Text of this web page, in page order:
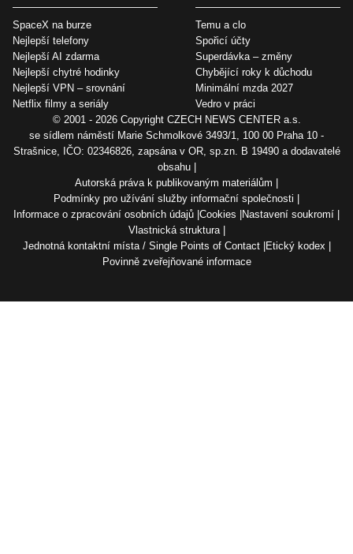
SpaceX na burze
Nejlepší telefony
Nejlepší AI zdarma
Nejlepší chytré hodinky
Nejlepší VPN – srovnání
Netflix filmy a seriály
Temu a clo
Spořicí účty
Superdávka – změny
Chybějící roky k důchodu
Minimální mzda 2027
Vedro v práci
© 2001 - 2026 Copyright CZECH NEWS CENTER a.s.
se sídlem náměstí Marie Schmolkové 3493/1, 100 00 Praha 10 -
Strašnice, IČO: 02346826, zapsána v OR, sp.zn. B 19490 a dodavatelé
obsahu
Autorská práva k publikovaným materiálům
Podmínky pro užívání služby informační společnosti
Informace o zpracování osobních údajů Cookies
Nastavení soukromí
Vlastnická struktura
Jednotná kontaktní místa / Single Points of Contact
Etický kodex
Povinně zveřejňované informace